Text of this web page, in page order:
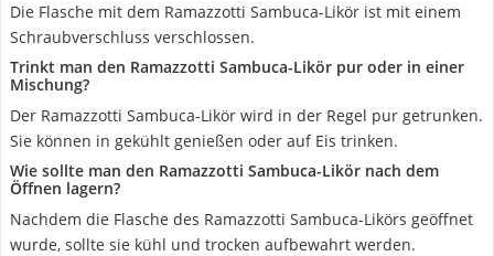
Die Flasche mit dem Ramazzotti Sambuca-Likör ist mit einem
Schraubverschluss verschlossen.
Trinkt man den Ramazzotti Sambuca-Likör pur oder in einer
Mischung?
Der Ramazzotti Sambuca-Likör wird in der Regel pur getrunken.
Sie können in gekühlt genießen oder auf Eis trinken.
Wie sollte man den Ramazzotti Sambuca-Likör nach dem
Öffnen lagern?
Nachdem die Flasche des Ramazzotti Sambuca-Likörs geöffnet
wurde, sollte sie kühl und trocken aufbewahrt werden.